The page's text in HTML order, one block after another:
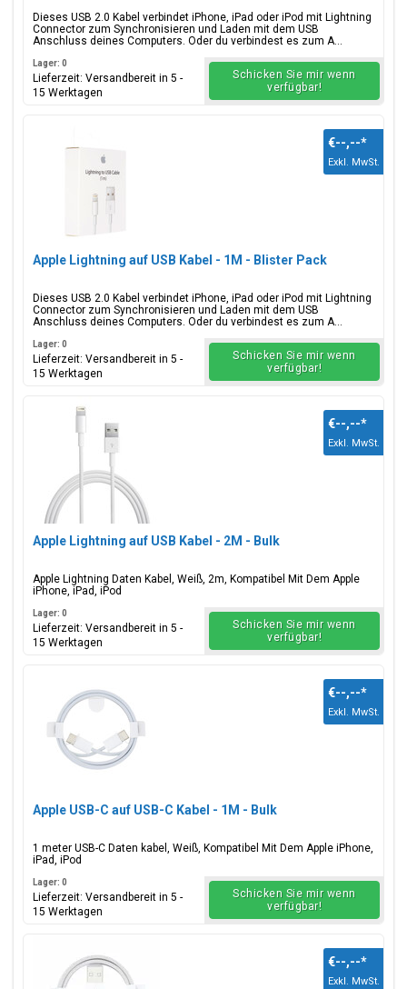
Dieses USB 2.0 Kabel verbindet iPhone, iPad oder iPod mit Lightning
Connector zum Synchronisieren und Laden mit dem USB
Anschluss deines Computers. Oder du verbindest es zum A...
Lager: 0
Lieferzeit: Versandbereit in 5 -
15 Werktagen
Schicken Sie mir wenn
verfügbar!
Apple Lightning auf USB Kabel - 1M - Blister Pack
Dieses USB 2.0 Kabel verbindet iPhone, iPad oder iPod mit Lightning
Connector zum Synchronisieren und Laden mit dem USB
Anschluss deines Computers. Oder du verbindest es zum A...
€--,--*
Exkl. MwSt.
Lager: 0
Lieferzeit: Versandbereit in 5 -
15 Werktagen
Schicken Sie mir wenn
verfügbar!
Apple Lightning auf USB Kabel - 2M - Bulk
Apple Lightning Daten Kabel, Weiß, 2m, Kompatibel Mit Dem Apple
iPhone, iPad, iPod
€--,--*
Exkl. MwSt.
Lager: 0
Lieferzeit: Versandbereit in 5 -
15 Werktagen
Schicken Sie mir wenn
verfügbar!
Apple USB-C auf USB-C Kabel - 1M - Bulk
1 meter USB-C Daten kabel, Weiß, Kompatibel Mit Dem Apple iPhone,
iPad, iPod
€--,--*
Exkl. MwSt.
Lager: 0
Lieferzeit: Versandbereit in 5 -
15 Werktagen
Schicken Sie mir wenn
verfügbar!
€--,--*
Exkl. MwSt.